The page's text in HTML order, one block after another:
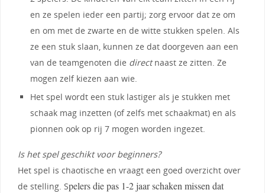
en ze spelen ieder een partij; zorg ervoor dat ze om
en om met de zwarte en de witte stukken spelen. Als
ze een stuk slaan, kunnen ze dat doorgeven aan een
van de teamgenoten die directnaast ze zitten. Ze
mogen zelf kiezen aan wie.
Het spel wordt een stuk lastiger als je stukken met
schaak mag inzetten (of zelfs met schaakmat) en als
pionnen ook op rij 7 mogen worden ingezet.
Is het spel geschikt voor beginners?
Het spel is chaotische en vraagt een goed overzicht over
de stelling. Spelers die pas 1-2 jaar schaken missen dat